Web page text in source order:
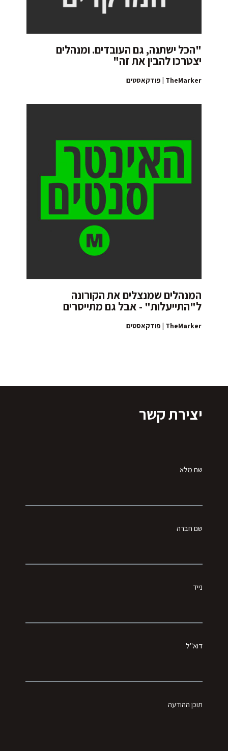
"הכל ישתנה, גם העובדים. ומנהלים
יצטרכו להבין את זה"
TheMarker | פודקאסטים
המנהלים שמנצלים את הקורונה
ל"התייעלות" - אבל גם מתייסרים
TheMarker | פודקאסטים
יצירת קשר
שם מלא
שם חברה
נייד
דוא"ל
תוכן ההודעה